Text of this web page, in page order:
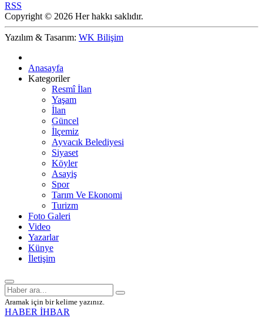
RSS
Copyright © 2026 Her hakkı saklıdır.
Yazılım & Tasarım: WK Bilişim
Anasayfa
Kategoriler
Resmî İlan
Yaşam
İlan
Güncel
İlçemiz
Ayvacık Belediyesi
Siyaset
Köyler
Asayiş
Spor
Tarım Ve Ekonomi
Turizm
Foto Galeri
Video
Yazarlar
Künye
İletişim
Aramak için bir kelime yazınız.
HABER İHBAR